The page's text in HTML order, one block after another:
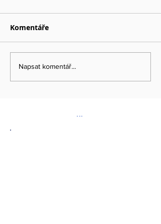
Komentáře
Napsat komentář...
...